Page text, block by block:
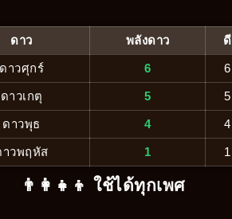
ดาว พลังดาว ดี
ดาวศุกร์ 6 6
ดาวเกตุ 5 5
ดาวพุธ 4 4
าวพฤหัส 1 1
👨‍👩‍👧‍👦 ใช้ได้ทุกเพศ